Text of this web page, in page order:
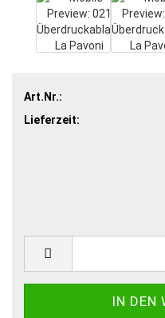
Art.Nr.:
Lieferzeit: